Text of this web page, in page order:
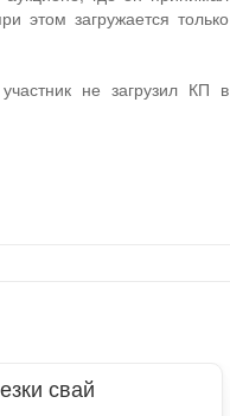
свай
этом загружается только
не загрузил КП в